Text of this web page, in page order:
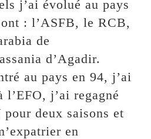
j’ai évolué au pays
: l’ASFB, le RCB,
de
d’Agadir.
au pays en 94, j’ai
l’EFO, j’ai regagné
pour deux saisons et
en